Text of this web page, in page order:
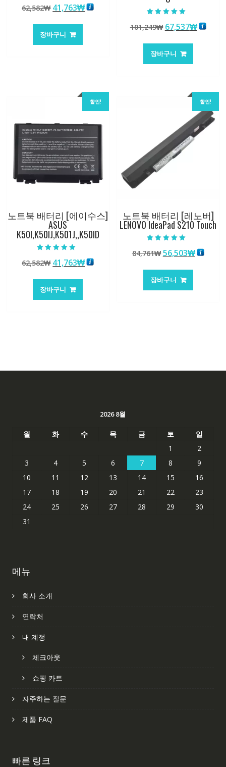
4.50
로 평가됨
62,582₩ 원
가
격:
41,763₩현
장바구니
5.00
로 평가됨
101,249₩ 원
가
격:
67,537₩현
장바구니
할인!
노트북 배터리 [에이수스]
ASUS
K50I,K50IJ,K501J,,K50ID
5.00
로 평가됨
62,582₩ 원
가
격:
41,763₩현
장바구니
할인!
노트북 배터리 [레노버]
LENOVO IdeaPad S210 Touch
5.00
로 평가됨
84,761₩ 원
가
격:
56,503₩현
장바구니
2026 8월
월 화 수 목 금 토
일
1
2
3
4 5 6 7 8
9
10
11 12 13 14 15
16
17
18 19 20 21 22
23
24
25 26 27 28 29
30
31
메뉴
회사 소개
연락처
내 계정
체크아웃
쇼핑 카트
자주하는 질문
제품 FAQ
빠른 링크